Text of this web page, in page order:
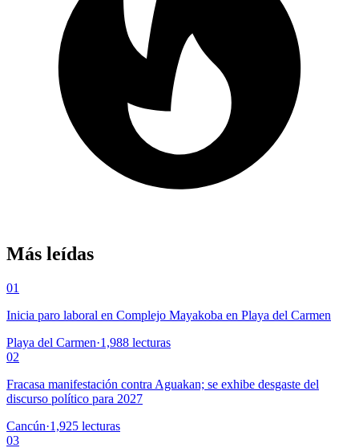
Más leídas
01
Inicia paro laboral en Complejo Mayakoba en Playa del Carmen
Playa del Carmen·1,988 lecturas
02
Fracasa manifestación contra Aguakan; se exhibe desgaste del
discurso político para 2027
Cancún·1,925 lecturas
03